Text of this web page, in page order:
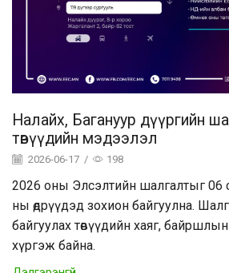
Налайх, Багануур дүүргийн
төвүүдийн мэдээлэл
2026-06-17 / 198
2026 оны Элсэлтийн шалгалтыг 06
ны өдрүүдэд зохион байгуулна.
байгуулах төвүүдийн хаяг,
хүргэж байна.